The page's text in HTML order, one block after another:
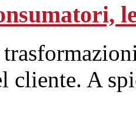
cliente. A